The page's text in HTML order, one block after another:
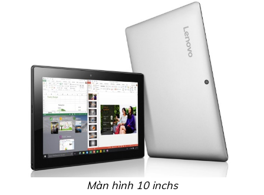
Màn hình 10 inchs